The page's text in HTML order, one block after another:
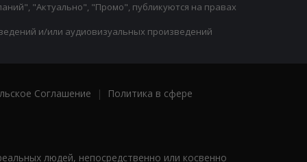
"Актуально", "Промо", публикуются на правах
и/или аудиовизуальных произведений
Соглашение |
Политика в сфере
людей, непосредственно или косвенно